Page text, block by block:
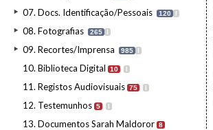
07. Docs. Identificação/Pessoais 120 I
08. Fotografias 265 I
09. Recortes/Imprensa 985 I
10. Biblioteca Digital 10 I
11. Registos Audiovisuais 75 I
12. Testemunhos 5 I
13. Documentos Sarah Maldoror 8